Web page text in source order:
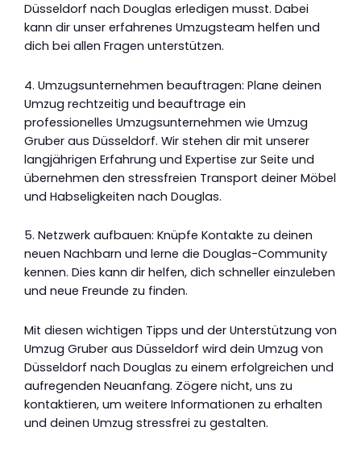
Düsseldorf nach Douglas erledigen musst. Dabei
kann dir unser erfahrenes Umzugsteam helfen und
dich bei allen Fragen unterstützen.
4. Umzugsunternehmen beauftragen: Plane deinen
Umzug rechtzeitig und beauftrage ein
professionelles Umzugsunternehmen wie Umzug
Gruber aus Düsseldorf. Wir stehen dir mit unserer
langjährigen Erfahrung und Expertise zur Seite und
übernehmen den stressfreien Transport deiner Möbel
und Habseligkeiten nach Douglas.
5. Netzwerk aufbauen: Knüpfe Kontakte zu deinen
neuen Nachbarn und lerne die Douglas-Community
kennen. Dies kann dir helfen, dich schneller einzuleben
und neue Freunde zu finden.
Mit diesen wichtigen Tipps und der Unterstützung von
Umzug Gruber aus Düsseldorf wird dein Umzug von
Düsseldorf nach Douglas zu einem erfolgreichen und
aufregenden Neuanfang. Zögere nicht, uns zu
kontaktieren, um weitere Informationen zu erhalten
und deinen Umzug stressfrei zu gestalten.